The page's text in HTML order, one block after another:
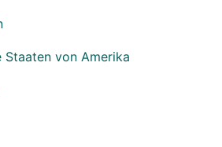
Staaten von Amerika